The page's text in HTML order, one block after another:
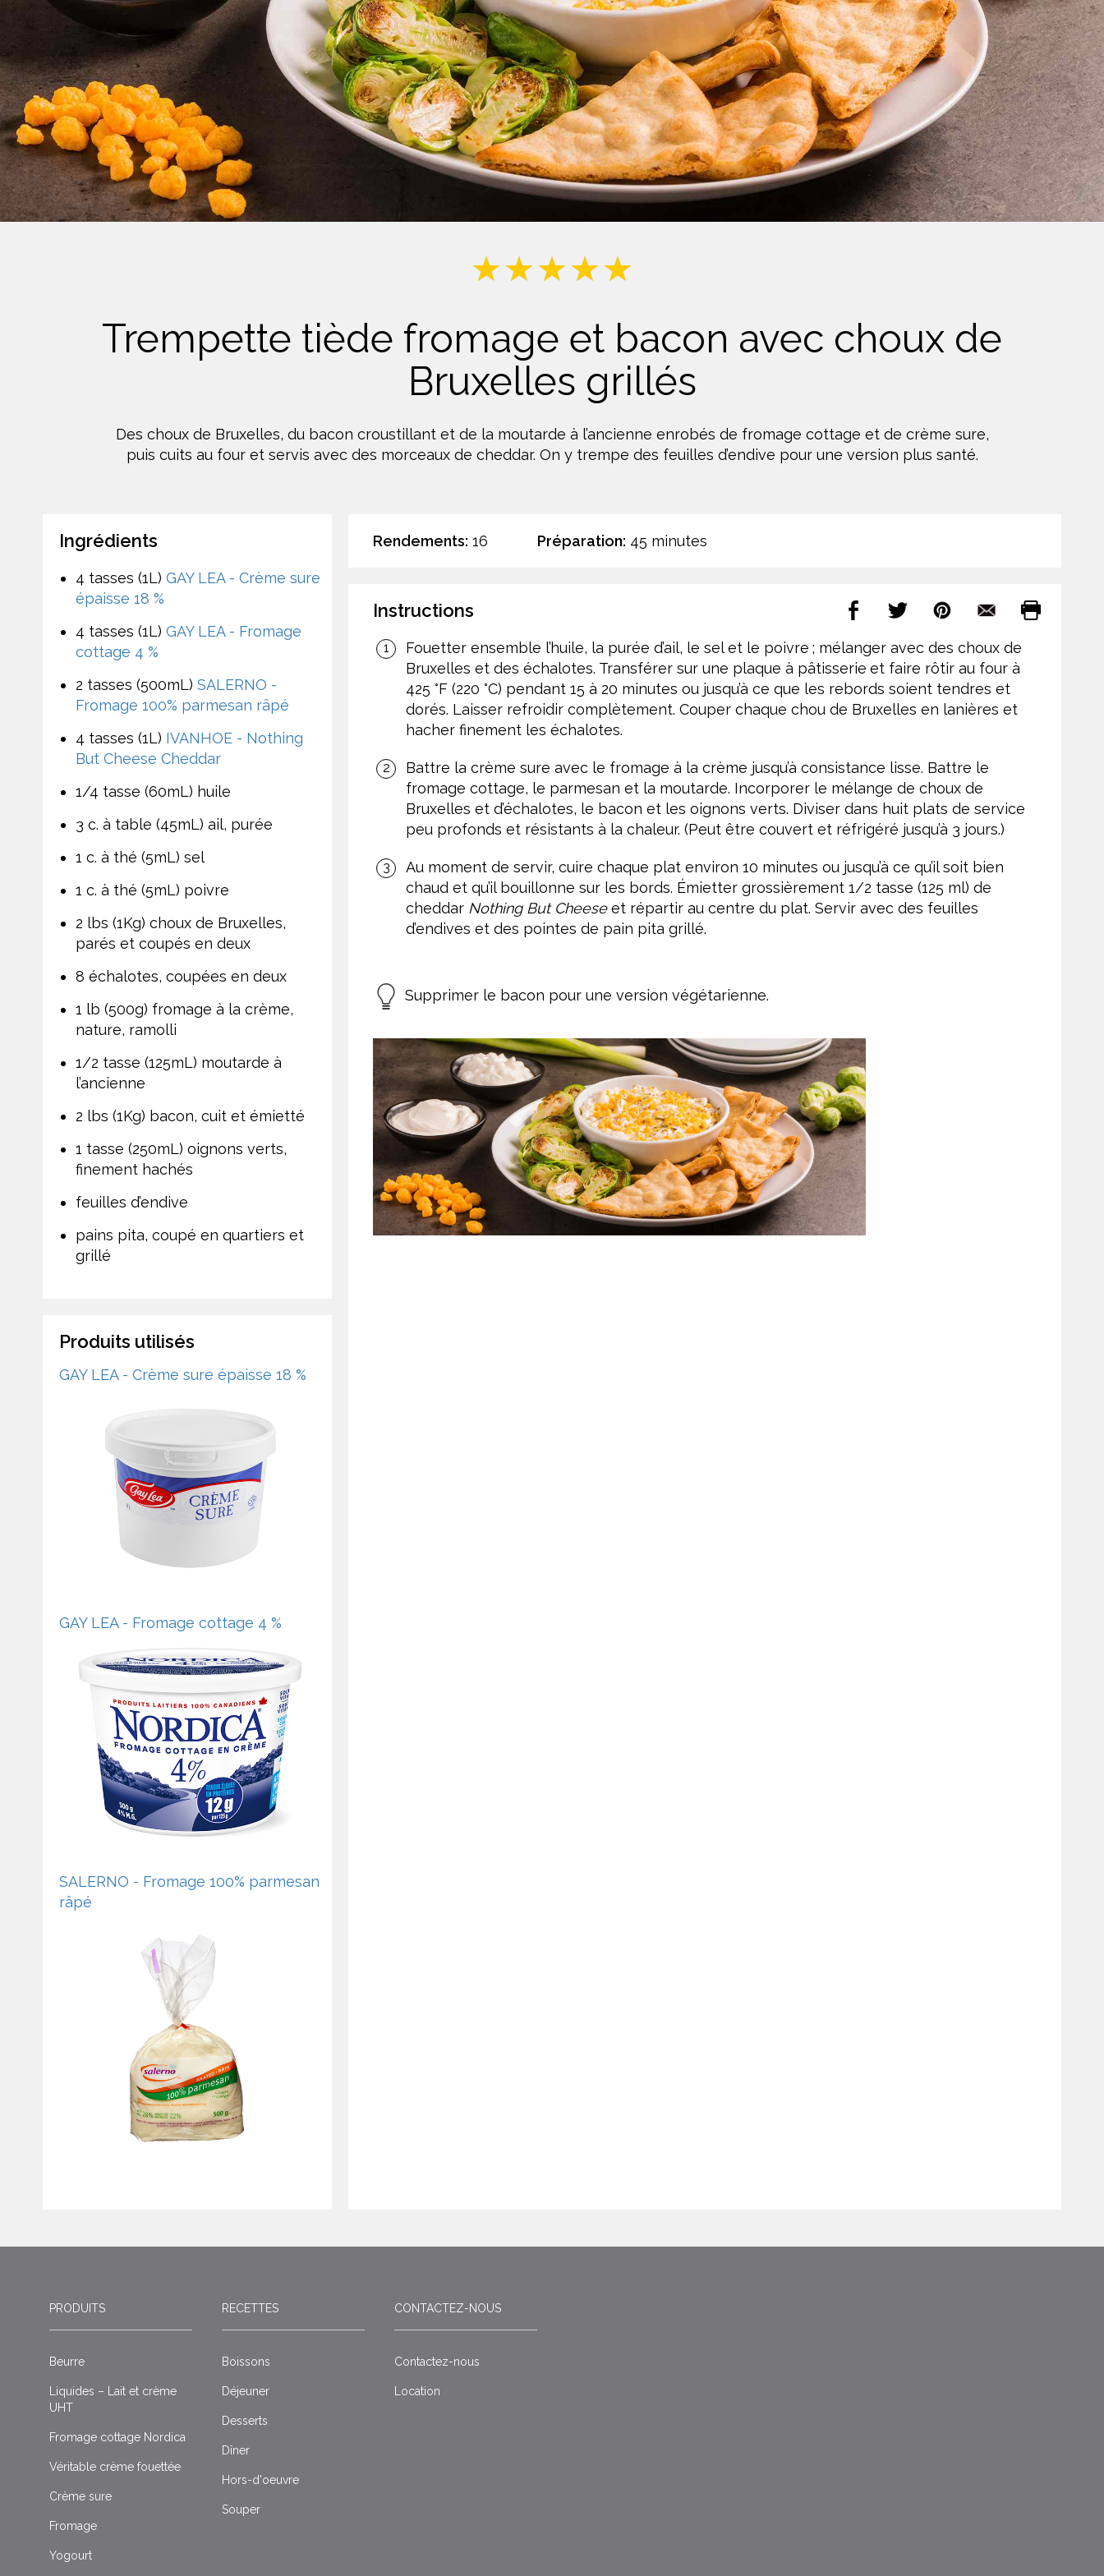
Crème Fouettée Desserts
Boissons
Lait
Yogourt
Trempette tiède fromage et bacon avec choux de
Bruxelles grillés
Des choux de Bruxelles, du bacon croustillant et de la moutarde à l’ancienne enrobés de fromage cottage et de crème sure,
puis cuits au four et servis avec des morceaux de cheddar. On y trempe des feuilles d’endive pour une version plus santé.
Rendements: 16 Préparation: 45 minutes
Instructions
Fouetter ensemble l’huile, la purée d’ail, le sel et le poivre ; mélanger avec des choux de
Bruxelles et des échalotes. Transférer sur une plaque à pâtisserie et faire rôtir au four à
425 °F (220 °C) pendant 15 à 20 minutes ou jusqu’à ce que les rebords soient tendres et
dorés. Laisser refroidir complètement. Couper chaque chou de Bruxelles en lanières et
hacher finement les échalotes.
Battre la crème sure avec le fromage à la crème jusqu’à consistance lisse. Battre le
fromage cottage, le parmesan et la moutarde. Incorporer le mélange de choux de
Bruxelles et d’échalotes, le bacon et les oignons verts. Diviser dans huit plats de service
peu profonds et résistants à la chaleur. (Peut être couvert et réfrigéré jusqu’à 3 jours.)
Au moment de servir, cuire chaque plat environ 10 minutes ou jusqu’à ce qu’il soit bien
chaud et qu’il bouillonne sur les bords. Émietter grossièrement 1/2 tasse (125 ml) de
cheddar Nothing But Cheeseet répartir au centre du plat. Servir avec des feuilles
d’endives et des pointes de pain pita grillé.
Supprimer le bacon pour une version végétarienne.
Ingrédients
4 tasses (1L) GAY LEA - Crème sure
épaisse 18 %
4 tasses (1L) GAY LEA - Fromage
cottage 4 %
2 tasses (500mL) SALERNO -
Fromage 100% parmesan râpé
4 tasses (1L) IVANHOE - Nothing
But Cheese Cheddar
1/4 tasse (60mL) huile
3 c. à table (45mL) ail, purée
1 c. à thé (5mL) sel
1 c. à thé (5mL) poivre
2 lbs (1Kg) choux de Bruxelles,
parés et coupés en deux
8 échalotes, coupées en deux
1 lb (500g) fromage à la crème,
nature, ramolli
1/2 tasse (125mL) moutarde à
l’ancienne
2 lbs (1Kg) bacon, cuit et émietté
1 tasse (250mL) oignons verts,
finement hachés
feuilles d’endive
pains pita, coupé en quartiers et
grillé
Produits utilisés
GAY LEA - Crème sure épaisse 18 %
GAY LEA - Fromage cottage 4 %
SALERNO - Fromage 100% parmesan
râpé
PRODUITS
Beurre
Liquides – Lait et crème
UHT
Fromage cottage Nordica
Véritable crème fouettée
Crème sure
Fromage
Yogourt
RECETTES
Boissons
Déjeuner
Desserts
Dîner
Hors-d'oeuvre
Souper
CONTACTEZ-NOUS
Contactez-nous
Location